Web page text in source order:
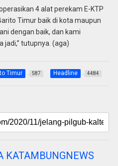
4 alat perekam E-KTP
Timur baik di kota maupun
dengan baik, dan kami
jadi,” tutupnya. (aga)
Timur 587 Headline 4484
KATAMBUNGNEWS